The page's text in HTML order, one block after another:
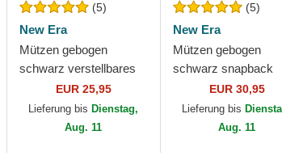
(5)
New Era
Mützen gebogen
schwarz verstellbares
band 9FORTY Essential
Outline der Los Angeles
Lakers NBA von...
EUR 25,95
Lieferung bis Dienstag,
Aug. 11
(5)
New Era
Mützen gebogen
schwarz snapback
9FORTY A Frame
der Los Angeles
NBA von New Era
EUR 30,95
Lieferung bis
Aug. 11